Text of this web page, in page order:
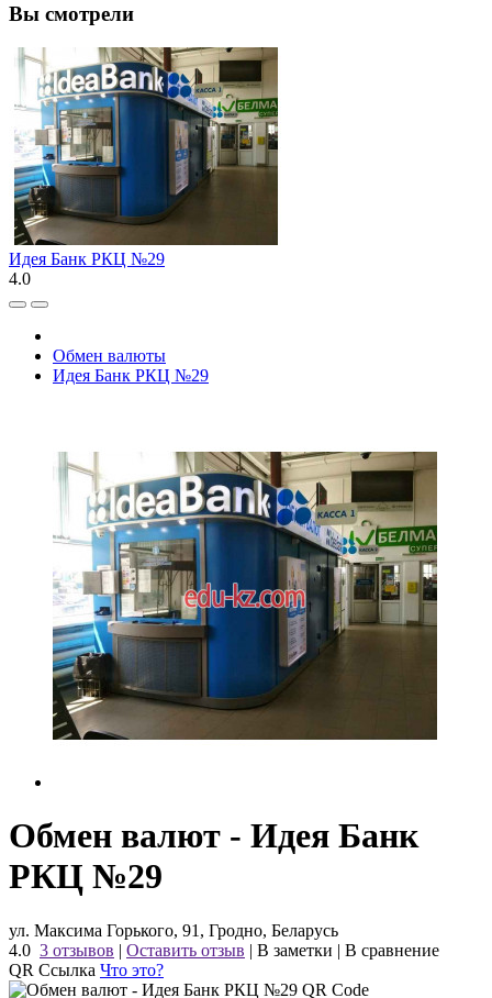
Вы смотрели
Идея Банк РКЦ №29
4.0
Обмен валюты
Идея Банк РКЦ №29
Обмен валют - Идея Банк
РКЦ №29
ул. Максима Горького, 91, Гродно, Беларусь
4.0 3 отзывов | Оставить отзыв | В заметки | В сравнение
QR Ссылка Что это?